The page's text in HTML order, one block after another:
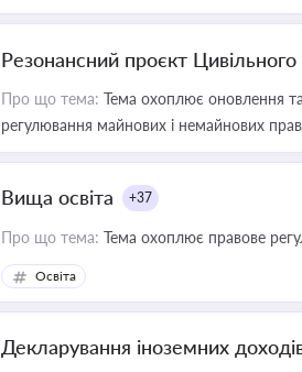
Резонансний проєкт Цивільного
Про що тема: Тема охоплює оновлення
регулювання майнових і немайнових
Вища освіта +37
Про що тема: Тема охоплює правове
Освіта
Декларування іноземних